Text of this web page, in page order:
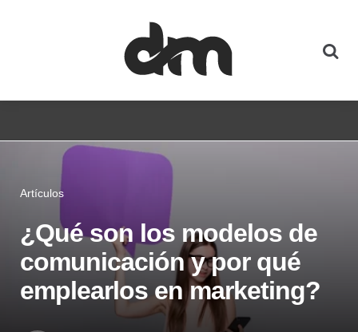
Artículos
¿Qué son los modelos de
comunicación y por qué
emplearlos en marketing?